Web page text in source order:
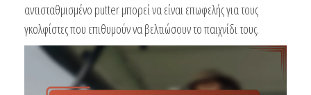
αντισταθμισμένο putter μπορεί να είναι επωφελής για τους
γκολφίστες που επιθυμούν να βελτιώσουν το παιχνίδι τους.